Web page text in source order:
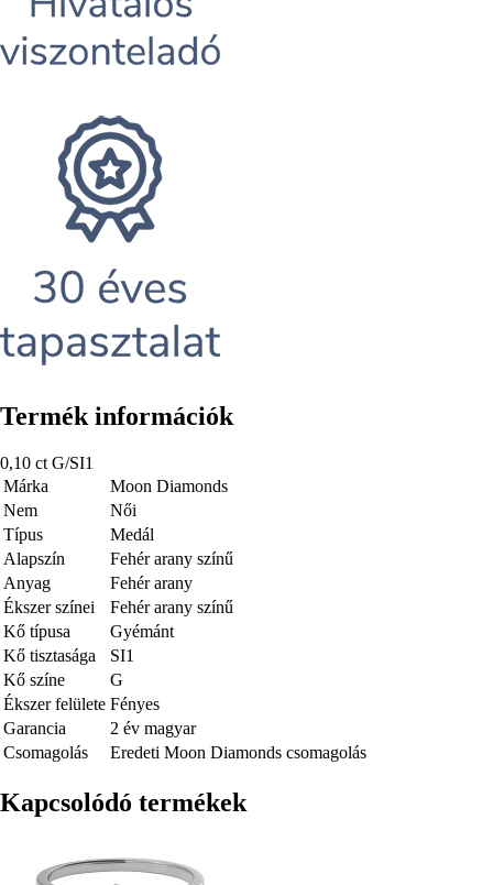
Termék információk
0,10 ct G/SI1
Márka
Moon Diamonds
Nem
Női
Típus
Medál
Alapszín
Fehér arany színű
Anyag
Fehér arany
Ékszer színei
Fehér arany színű
Kő típusa
Gyémánt
Kő tisztasága
SI1
Kő színe
G
Ékszer felülete Fényes
Garancia
2 év magyar
Csomagolás
Eredeti Moon Diamonds csomagolás
Kapcsolódó termékek